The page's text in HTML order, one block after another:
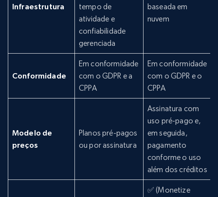
Infraestrutura
tempo de
atividade e
confiabilidade
gerenciada
baseada em
nuvem
Conformidade
Em conformidade
com o GDPR e a
CPPA
Em conformidade
com o GDPR e o
CPPA
Modelo de
preços
Planos pré-pagos
ou por assinatura
Assinatura com
uso pré-pago e,
em seguida,
pagamento
conforme o uso
além dos créditos
✅ (Monetize